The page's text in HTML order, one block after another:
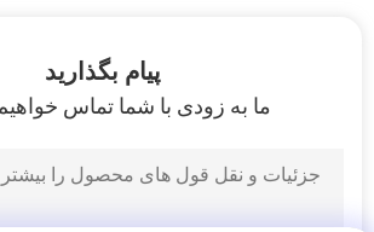
Masterbatch رسانا
پیام بگذارید
ما به زودی با شما تماس